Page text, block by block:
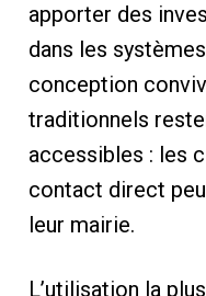
apporter des
dans les
conception
traditionnels
accessibles : les
contact direct
leur mairie.
L’utilisation la